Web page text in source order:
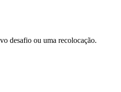
desafio ou uma recolocação.